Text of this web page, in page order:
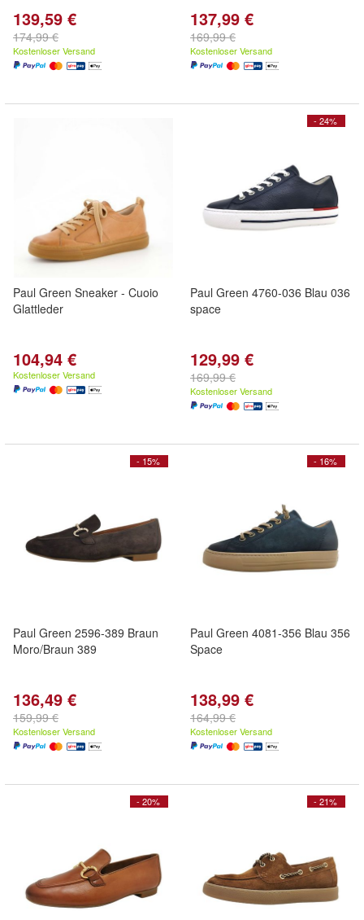
139,59 €
174,99 €
Kostenloser Versand
137,99 €
169,99 €
Kostenloser Versand
Paul Green Sneaker - Cuoio
Glattleder
104,94 €
Kostenloser Versand
- 24%
Paul Green 4760-036 Blau 036
space
129,99 €
169,99 €
Kostenloser Versand
- 15%
Paul Green 2596-389 Braun
Moro/Braun 389
136,49 €
159,99 €
Kostenloser Versand
- 16%
Paul Green 4081-356 Blau 356
Space
138,99 €
164,99 €
Kostenloser Versand
- 20% - 21%